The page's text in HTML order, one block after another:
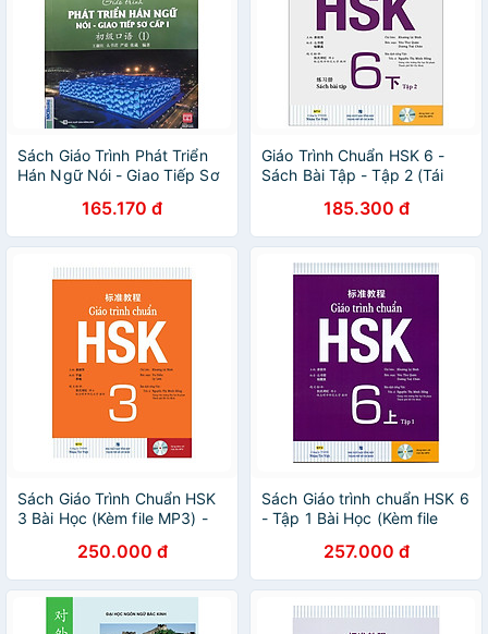
Sách Giáo Trình Phát Triển
Hán Ngữ Nói - Giao Tiếp Sơ
165.170 đ
Giáo Trình Chuẩn HSK 6 -
Sách Bài Tập - Tập 2 (Tái
185.300 đ
Sách Giáo Trình Chuẩn HSK
3 Bài Học (Kèm file MP3) -
250.000 đ
Sách Giáo trình chuẩn HSK 6
- Tập 1 Bài Học (Kèm file
257.000 đ